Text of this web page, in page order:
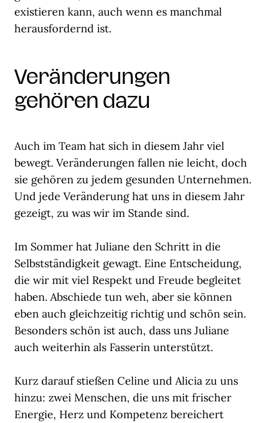
existieren kann, auch wenn es manchmal
herausfordernd ist.
Veränderungen
gehören dazu
Auch im Team hat sich in diesem Jahr viel
bewegt. Veränderungen fallen nie leicht, doch
sie gehören zu jedem gesunden Unternehmen.
Und jede Veränderung hat uns in diesem Jahr
gezeigt, zu was wir im Stande sind.
Im Sommer hat Juliane den Schritt in die
Selbstständigkeit gewagt. Eine Entscheidung,
die wir mit viel Respekt und Freude begleitet
haben. Abschiede tun weh, aber sie können
eben auch gleichzeitig richtig und schön sein.
Besonders schön ist auch, dass uns Juliane
auch weiterhin als Fasserin unterstützt.
Kurz darauf stießen Celine und Alicia zu uns
hinzu: zwei Menschen, die uns mit frischer
Energie, Herz und Kompetenz bereichert